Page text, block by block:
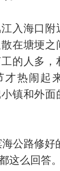
入海口附
在塘埂之
的人多，
才热闹起
镇和外面
公路修好
这么回答。